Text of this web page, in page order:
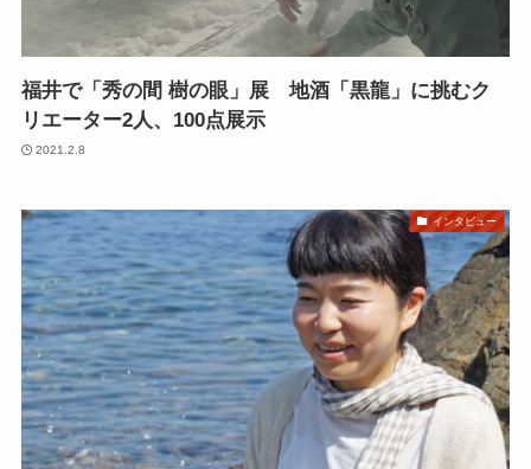
福井で「秀の間 樹の眼」展 地酒「黒龍」に挑むク
リエーター2人、100点展示
2021.2.8
インタビュー